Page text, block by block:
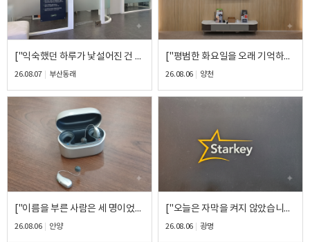
["익숙했던 하루가 낯설어진 건 10초였습니다."] - 벨톤 Serene 17 miniBTE(귀걸이형) 피팅 후기
26.08.07 부산동래
["평범한 화요일을 오래 기억하게 됐습니다."] - 와이덱스 SmartRIC 440 RIC(오픈형 귀걸이형) 피팅 후기
26.08.06 양천
["이름을 부른 사람은 세 명이었습니다."] - 포낙 Virto Infinio ITC(귓속형) 피팅 후기
26.08.06 안양
["오늘은 자막을 켜지 않았습니다."] - 스타키 Genesis AI ITC(귓속형) 피팅 후기
26.08.06 광명
바로 예약하기
이름
연락처 -
센터